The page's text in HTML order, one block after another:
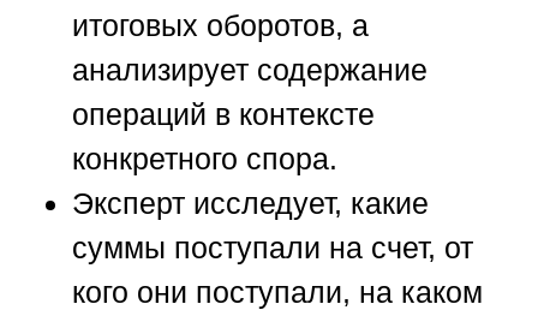
итоговых оборотов, а
анализирует содержание
операций в контексте
конкретного спора.
Эксперт исследует, какие
суммы поступали на счет, от
кого они поступали, на каком